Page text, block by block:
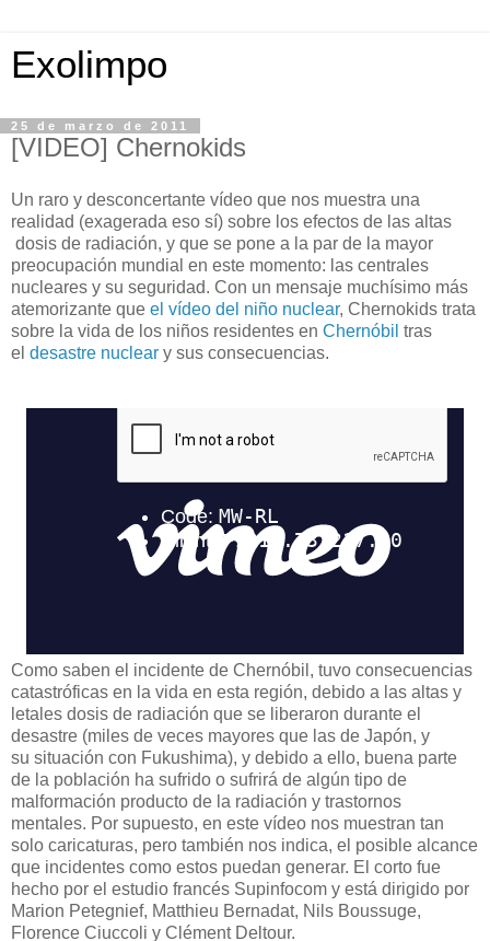
Exolimpo
25 de marzo de 2011
[VIDEO] Chernokids
Un raro y desconcertante vídeo que nos muestra una
realidad (exagerada eso sí) sobre los efectos de las altas
dosis de radiación, y que se pone a la par de la mayor
preocupación mundial en este momento: las centrales
nucleares y su seguridad. Con un mensaje muchísimo más
atemorizante que el vídeo del niño nuclear, Chernokids trata
sobre la vida de los niños residentes en Chernóbil tras
el desastre nuclear y sus consecuencias.
Como saben el incidente de Chernóbil, tuvo consecuencias
catastróficas en la vida en esta región, debido a las altas y
letales dosis de radiación que se liberaron durante el
desastre (miles de veces mayores que las de Japón, y
su situación con Fukushima), y debido a ello, buena parte
de la población ha sufrido o sufrirá de algún tipo de
malformación producto de la radiación y trastornos
mentales. Por supuesto, en este vídeo nos muestran tan
solo caricaturas, pero también nos indica, el posible alcance
que incidentes como estos puedan generar. El corto fue
hecho por el estudio francés Supinfocom y está dirigido por
Marion Petegnief, Matthieu Bernadat, Nils Boussuge,
Florence Ciuccoli y Clément Deltour.